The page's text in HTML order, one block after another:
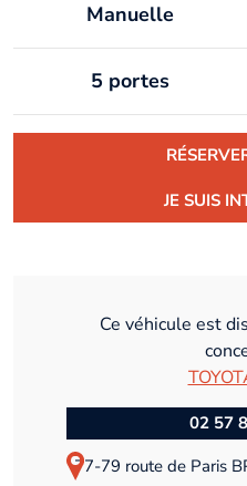
Manuelle
5 portes
JE SUIS
Ce véhicule est
02 57
77-79 route de Paris